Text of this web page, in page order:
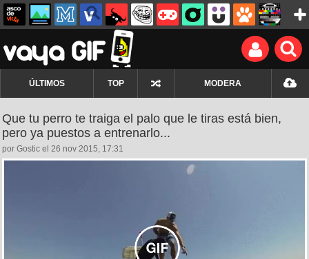
ÚLTIMOS TOP MODERA
Que tu perro te traiga el palo que le tiras está bien,
pero ya puestos a entrenarlo...
por Gostic el 26 nov 2015, 17:31